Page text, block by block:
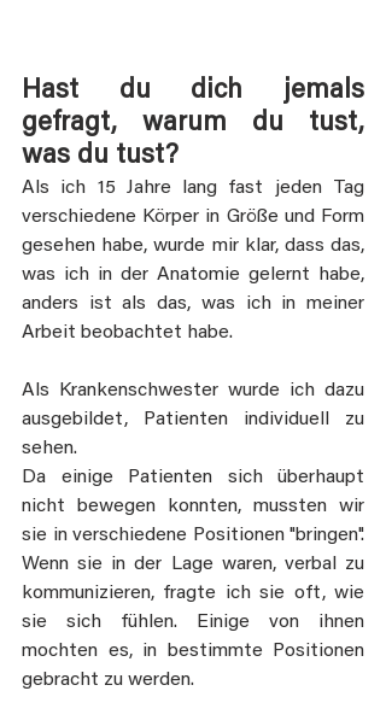
Hast du dich jemals
gefragt, warum du tust,
was du tust?
Als ich 15 Jahre lang fast jeden Tag
verschiedene Körper in Größe und Form
gesehen habe, wurde mir klar, dass das,
was ich in der Anatomie gelernt habe,
anders ist als das, was ich in meiner
Arbeit beobachtet habe.
Als Krankenschwester wurde ich dazu
ausgebildet, Patienten individuell zu
sehen.
Da einige Patienten sich überhaupt
nicht bewegen konnten, mussten wir
sie in verschiedene Positionen "bringen".
Wenn sie in der Lage waren, verbal zu
kommunizieren, fragte ich sie oft, wie
sie sich fühlen. Einige von ihnen
mochten es, in bestimmte Positionen
gebracht zu werden.